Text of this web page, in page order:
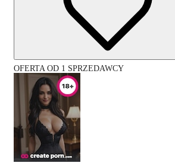
OFERTA OD 1 SPRZEDAWCY